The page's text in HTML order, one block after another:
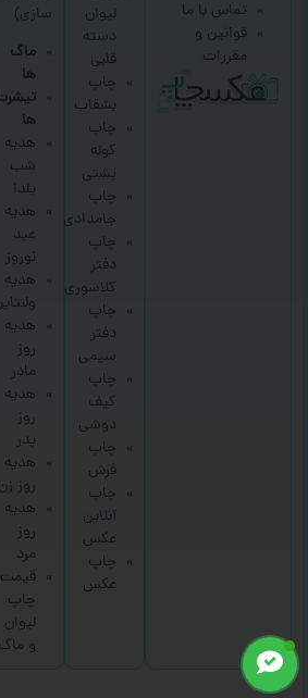
تماس با ما
قوانین و
مقررات
لیوان
دسته
قلبی
چاپ
بشقاب
چاپ
کوله
پشتی
چاپ
جامدادی
چاپ
دفتر
کلاسوری
چاپ
دفتر
سیمی
چاپ
کیف
دوشی
چاپ
فرش
چاپ
آنلاین
عکس
چاپ
عکس
سازی)
ماگ
ها
ها
هدیه
شب
یلدا
هدیه
عید
نوروز
هدیه
هدیه
روز
مادر
هدیه
روز
پدر
هدیه
روز زن
هدیه
روز
مرد
قیمت
چاپ
لیوان
و ماگ